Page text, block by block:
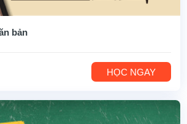
bản
HỌC NGAY